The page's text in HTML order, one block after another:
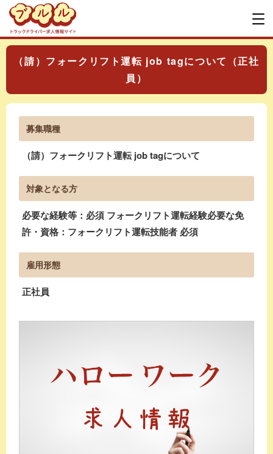
（請）フォークリフト運転 job tagについて（正社
員）
募集職種
（請）フォークリフト運転 job tagについて
対象となる方
必要な経験等：必須 フォークリフト運転経験必要な免
許・資格：フォークリフト運転技能者 必須
雇用形態
正社員